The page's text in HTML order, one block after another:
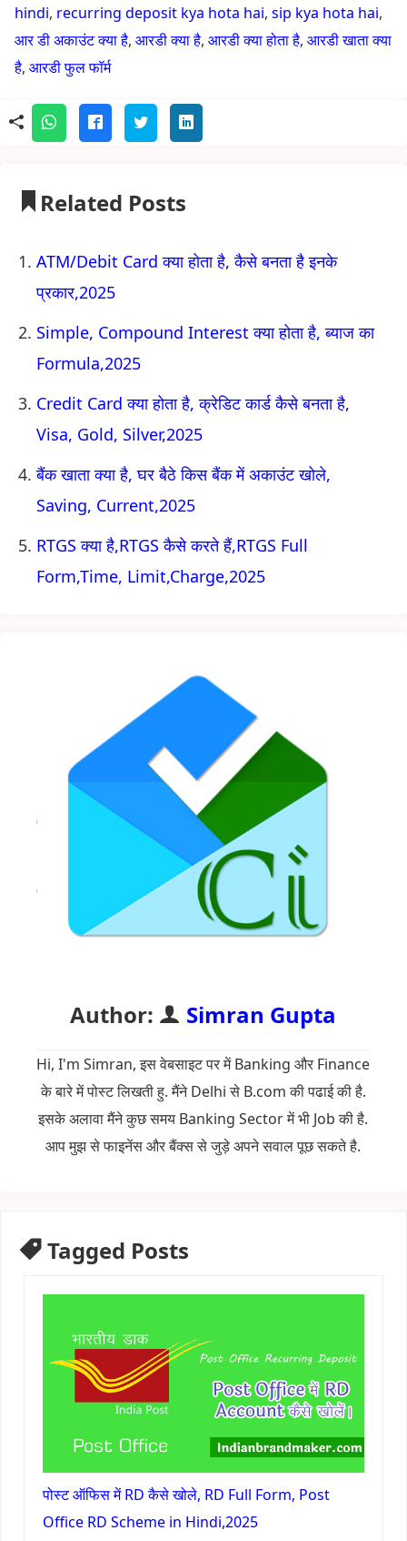
hindi, recurring deposit kya hota hai, sip kya hota hai,
आर डी अकाउंट क्या है, आरडी क्या है, आरडी क्या होता है, आरडी खाता क्या
है, आरडी फुल फॉर्म
Related Posts
ATM/Debit Card क्या होता है, कैसे बनता है इनके
प्रकार,2025
Simple, Compound Interest क्या होता है, ब्याज का
Formula,2025
Credit Card क्या होता है, क्रेडिट कार्ड कैसे बनता है,
Visa, Gold, Silver,2025
बैंक खाता क्या है, घर बैठे किस बैंक में अकाउंट खोले,
Saving, Current,2025
RTGS क्या है,RTGS कैसे करते हैं,RTGS Full
Form,Time, Limit,Charge,2025
Author: Simran Gupta
Hi, I'm Simran, इस वेबसाइट पर में Banking और Finance
के बारे में पोस्ट लिखती हु. मैंने Delhi से B.com की पढाई की है.
इसके अलावा मैंने कुछ समय Banking Sector में भी Job की है.
आप मुझ से फाइनेंस और बैंक्स से जुड़े अपने सवाल पूछ सकते है.
Tagged Posts
पोस्ट ऑफिस में RD कैसे खोले, RD Full Form, Post
Office RD Scheme in Hindi,2025